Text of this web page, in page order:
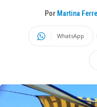
Por Martina
WhatsApp